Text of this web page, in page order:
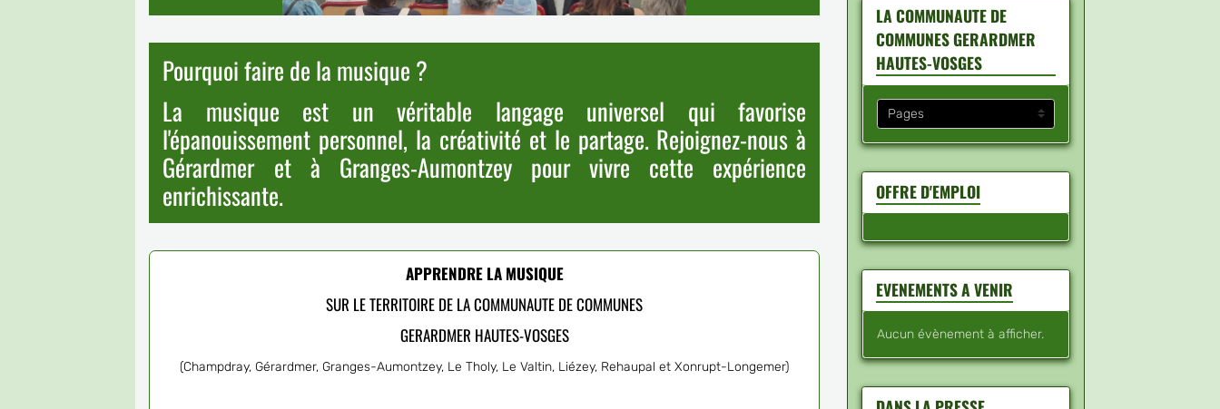
Pourquoi faire de la musique ?
La musique est un véritable langage universel qui favorise
l'épanouissement personnel, la créativité et le partage. Rejoignez-nous à
Gérardmer et à Granges-Aumontzey pour vivre cette expérience
enrichissante.
APPRENDRE LA MUSIQUE
SUR LE TERRITOIRE DE LA COMMUNAUTE DE COMMUNES
GERARDMER HAUTES-VOSGES
(Champdray, Gérardmer, Granges-Aumontzey, Le Tholy, Le Valtin, Liézey, Rehaupal et Xonrupt-Longemer)
LA COMMUNAUTE DE
COMMUNES GERARDMER
HAUTES-VOSGES
OFFRE D'EMPLOI
EVENEMENTS A VENIR
Aucun évènement à afficher.